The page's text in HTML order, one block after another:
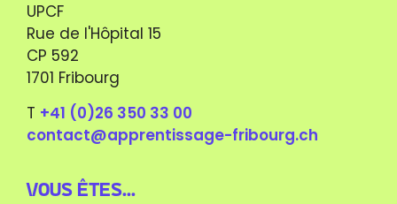
UPCF
Rue de l'Hôpital 15
CP 592
1701 Fribourg
T +41 (0)26 350 33 00
contact@apprentissage-fribourg.ch
Vous êtes...